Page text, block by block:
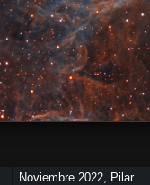
Noviembre 2022, Pilar